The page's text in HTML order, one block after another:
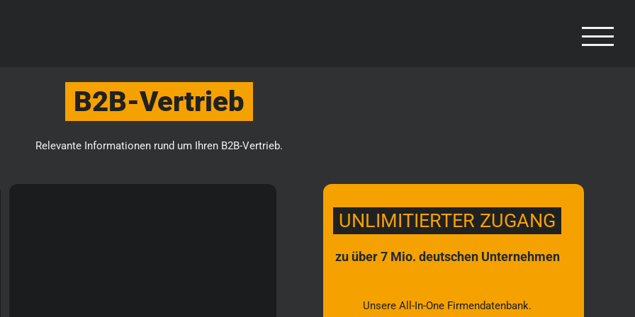
B2B-Vertrieb
Relevante Informationen rund um Ihren B2B-Vertrieb.
UNLIMITIERTER ZUGANG
zu über 7 Mio. deutschen Unternehmen
Unsere All-In-One Firmendatenbank.